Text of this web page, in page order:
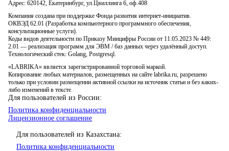
Адрес: 620142, Екатеринбург, ул.Цвиллинга 6, оф.408
Компания создана при поддержке Фонда развития интернет-инициатив.
ОКВЭД 62.01 (Разработка компьютерного программного обеспечения,
консультационные услуги).
Коды видов деятельности по Приказу Минцифры России от 11.05.2023 № 449:
2.01 — реализация программ для ЭВМ / баз данных через удалённый доступ.
Технологический стек: Golang, Postgresql.
«LABRIKA» является зарегистрированной торговой маркой.
Копирование любых материалов, размещенных на сайте labrika.ru, разрешено
только при условии размещении активной ссылки на источник статьи и без каких-
либо изменений в тексте.
Для пользователей из России:
Политика конфиденциальности
Лицензионное соглашение
Для пользователей из Казахстана:
Политика конфиденциальности